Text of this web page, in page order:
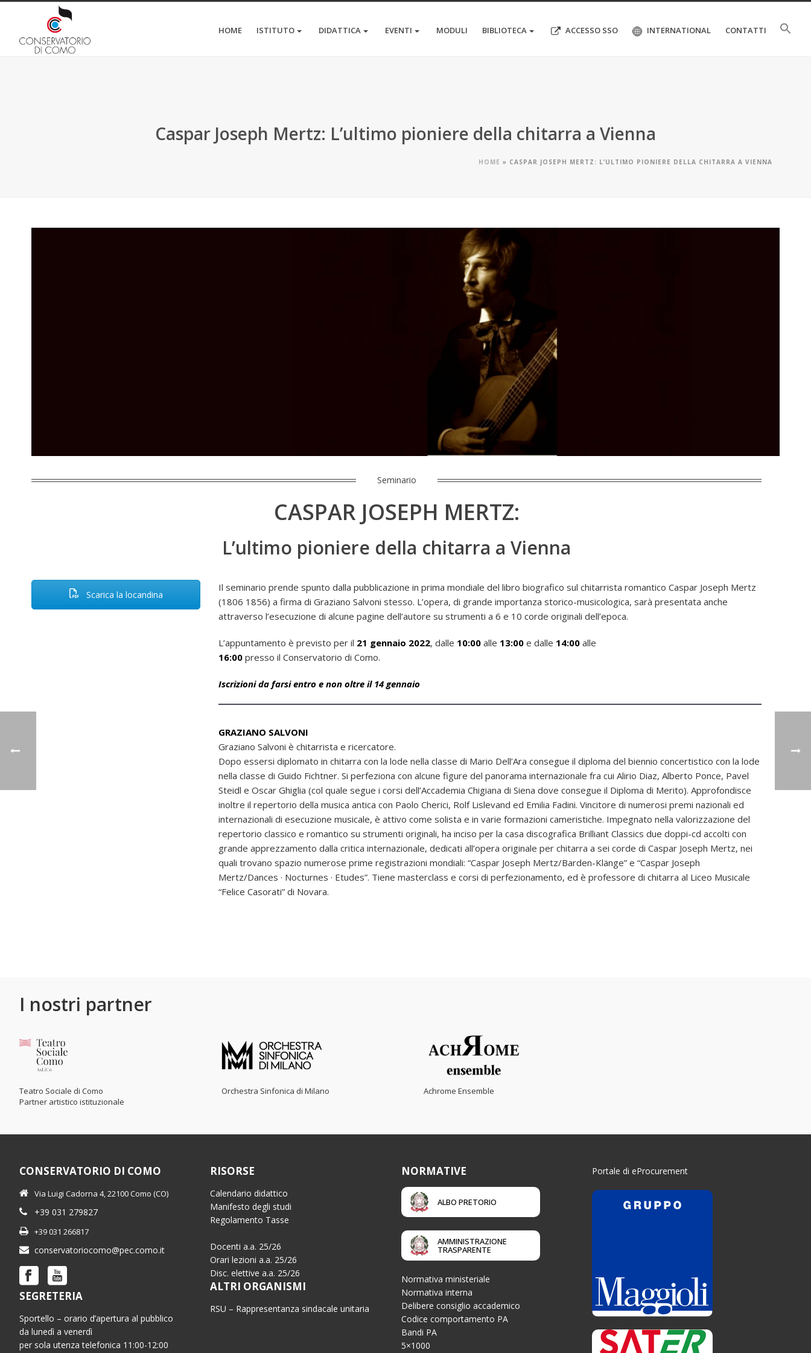
HOME ISTITUTO DIDATTICA EVENTI MODULI BIBLIOTECA ACCESSO SSO INTERNATIONAL CONTATTI
Caspar Joseph Mertz: L’ultimo pioniere della chitarra a Vienna
HOME » CASPAR JOSEPH MERTZ: L’ULTIMO PIONIERE DELLA CHITARRA A VIENNA
Seminario
CASPAR JOSEPH MERTZ:
L’ultimo pioniere della chitarra a Vienna
Scarica la locandina
Il seminario prende spunto dalla pubblicazione in prima mondiale del libro biografico sul chitarrista romantico Caspar Joseph Mertz
(1806 1856) a firma di Graziano Salvoni stesso. L’opera, di grande importanza storico-musicologica, sarà presentata anche
attraverso l’esecuzione di alcune pagine dell’autore su strumenti a 6 e 10 corde originali dell’epoca.
L’appuntamento è previsto per il 21 gennaio 2022, dalle 10:00 alle 13:00 e dalle 14:00 alle
16:00 presso il Conservatorio di Como.
Iscrizioni da farsi entro e non oltre il 14 gennaio
GRAZIANO SALVONI
Graziano Salvoni è chitarrista e ricercatore.
Dopo essersi diplomato in chitarra con la lode nella classe di Mario Dell’Ara consegue il diploma del biennio concertistico con la lode
nella classe di Guido Fichtner. Si perfeziona con alcune figure del panorama internazionale fra cui Alirio Diaz, Alberto Ponce, Pavel
Steidl e Oscar Ghiglia (col quale segue i corsi dell’Accademia Chigiana di Siena dove consegue il Diploma di Merito). Approfondisce
inoltre il repertorio della musica antica con Paolo Cherici, Rolf Lislevand ed Emilia Fadini. Vincitore di numerosi premi nazionali ed
internazionali di esecuzione musicale, è attivo come solista e in varie formazioni cameristiche. Impegnato nella valorizzazione del
repertorio classico e romantico su strumenti originali, ha inciso per la casa discografica Brilliant Classics due doppi-cd accolti con
grande apprezzamento dalla critica internazionale, dedicati all’opera originale per chitarra a sei corde di Caspar Joseph Mertz, nei
quali trovano spazio numerose prime registrazioni mondiali: “Caspar Joseph Mertz/Barden-Klänge” e “Caspar Joseph
Mertz/Dances · Nocturnes · Etudes”. Tiene masterclass e corsi di perfezionamento, ed è professore di chitarra al Liceo Musicale
“Felice Casorati” di Novara.
I nostri partner
Teatro Sociale di Como
Partner artistico istituzionale
Orchestra Sinfonica di Milano Achrome Ensemble
CONSERVATORIO DI COMO
Via Luigi Cadorna 4, 22100 Como (CO)
+39 031 279827
+39 031 266817
conservatoriocomo@pec.como.it
SEGRETERIA
Sportello – orario d’apertura al pubblico
da lunedì a venerdì
per sola utenza telefonica 11:00-12:00
RISORSE
Calendario didattico
Manifesto degli studi
Regolamento Tasse
Docenti a.a. 25/26
Orari lezioni a.a. 25/26
Disc. elettive a.a. 25/26
ALTRI ORGANISMI
RSU – Rappresentanza sindacale unitaria
NORMATIVE
ALBO PRETORIO
AMMINISTRAZIONE
TRASPARENTE
Normativa ministeriale
Normativa interna
Delibere consiglio accademico
Codice comportamento PA
Bandi PA
5×1000
Portale di eProcurement